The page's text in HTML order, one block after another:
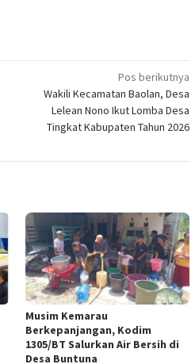
Pos berikutnya
Wakili Kecamatan Baolan, Desa
Lelean Nono Ikut Lomba Desa
Tingkat Kabupaten Tahun 2026
Musim Kemarau
Berkepanjangan, Kodim
1305/BT Salurkan Air Bersih di
Desa Buntuna